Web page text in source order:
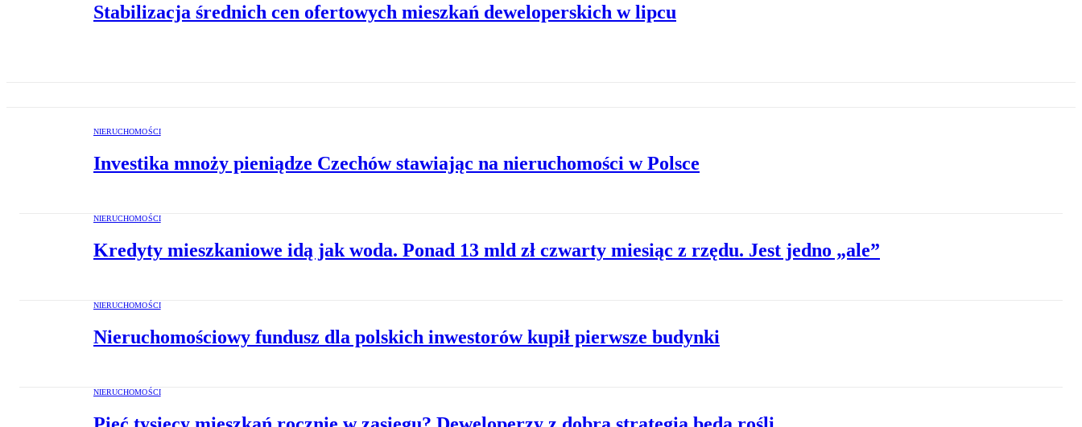
Stabilizacja średnich cen ofertowych mieszkań deweloperskich w lipcu
NIERUCHOMOŚCI
Investika mnoży pieniądze Czechów stawiając na nieruchomości w Polsce
NIERUCHOMOŚCI
Kredyty mieszkaniowe idą jak woda. Ponad 13 mld zł czwarty miesiąc z rzędu. Jest jedno „ale”
NIERUCHOMOŚCI
Nieruchomościowy fundusz dla polskich inwestorów kupił pierwsze budynki
NIERUCHOMOŚCI